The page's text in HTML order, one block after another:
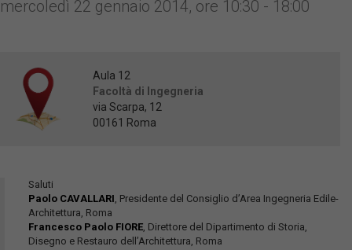
mercoledì 22 gennaio 2014, ore 10:30 - 18:00
Aula 12
Facoltà di Ingegneria
via Scarpa, 12
00161 Roma
Saluti
Paolo CAVALLARI , Presidente del Consiglio d’Area Ingegneria Edile-
Architettura, Roma
Francesco Paolo FIORE , Direttore del Dipartimento di Storia,
Disegno e Restauro dell’Architettura, Roma